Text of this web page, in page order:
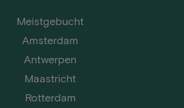
Meistgebucht
Amsterdam
Antwerpen
Maastricht
Rotterdam